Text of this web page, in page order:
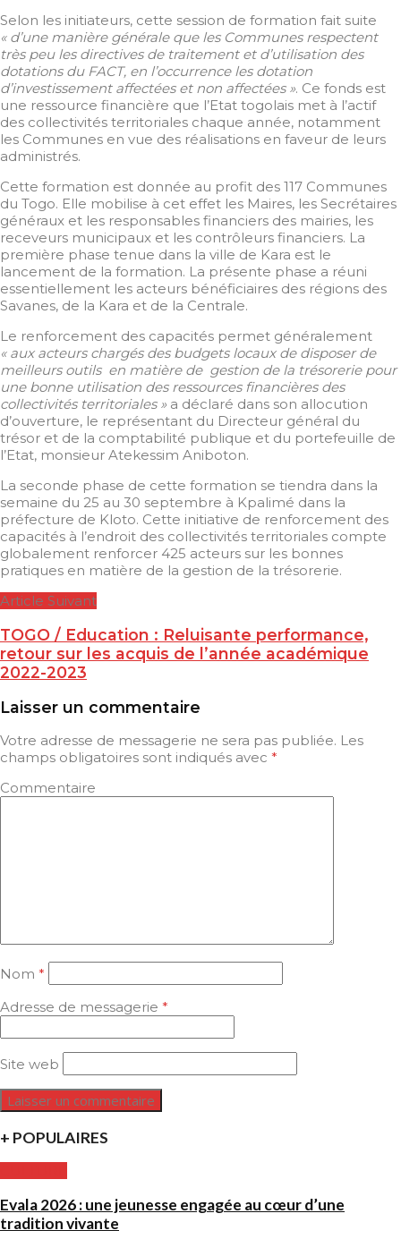
Selon les initiateurs, cette session de formation fait suite
« d’une manière générale que les Communes respectent
très peu les directives de traitement et d’utilisation des
dotations du FACT, en l’occurrence les dotation
d’investissement affectées et non affectées ». Ce fonds est
une ressource financière que l’Etat togolais met à l’actif
des collectivités territoriales chaque année, notamment
les Communes en vue des réalisations en faveur de leurs
administrés.
Cette formation est donnée au profit des 117 Communes
du Togo. Elle mobilise à cet effet les Maires, les Secrétaires
généraux et les responsables financiers des mairies, les
receveurs municipaux et les contrôleurs financiers. La
première phase tenue dans la ville de Kara est le
lancement de la formation. La présente phase a réuni
essentiellement les acteurs bénéficiaires des régions des
Savanes, de la Kara et de la Centrale.
Le renforcement des capacités permet généralement
« aux acteurs chargés des budgets locaux de disposer de
meilleurs outils en matière de gestion de la trésorerie pour
une bonne utilisation des ressources financières des
collectivités territoriales » a déclaré dans son allocution
d’ouverture, le représentant du Directeur général du
trésor et de la comptabilité publique et du portefeuille de
l’Etat, monsieur Atekessim Aniboton.
La seconde phase de cette formation se tiendra dans la
semaine du 25 au 30 septembre à Kpalimé dans la
préfecture de Kloto. Cette initiative de renforcement des
capacités à l’endroit des collectivités territoriales compte
globalement renforcer 425 acteurs sur les bonnes
pratiques en matière de la gestion de la trésorerie.
Article Suivant
TOGO / Education : Reluisante performance,
retour sur les acquis de l’année académique
2022-2023
Laisser un commentaire
Votre adresse de messagerie ne sera pas publiée. Les
champs obligatoires sont indiqués avec *
Commentaire
Nom *
Adresse de messagerie *
Site web
+ POPULAIRES
Evala 2026 : une jeunesse engagée au cœur d’une
tradition vivante